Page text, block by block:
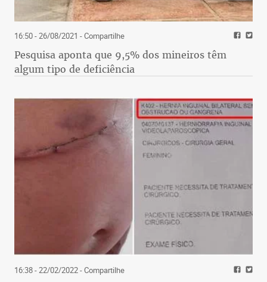
16:50 - 26/08/2021 - Compartilhe
Pesquisa aponta que 9,5% dos mineiros têm
algum tipo de deficiência
16:38 - 22/02/2022- Compartilhe